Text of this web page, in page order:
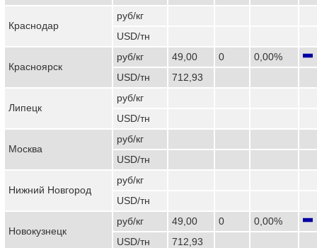
Краснодар
руб/кг
USD/тн
Красноярск
руб/кг 49,00 0
0,00%
USD/тн
712,93
Липецк
руб/кг
USD/тн
Москва
руб/кг
USD/тн
Нижний Новгород
руб/кг
USD/тн
Новокузнецк
руб/кг 49,00 0
0,00%
USD/тн
712,93